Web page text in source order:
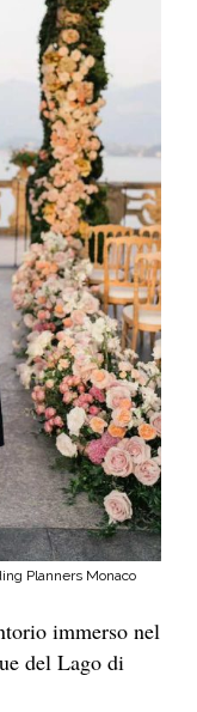
Planners Monaco
immerso nel
del Lago di